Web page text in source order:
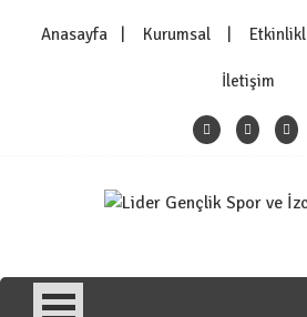
Anasayfa Kurumsal
İletişim